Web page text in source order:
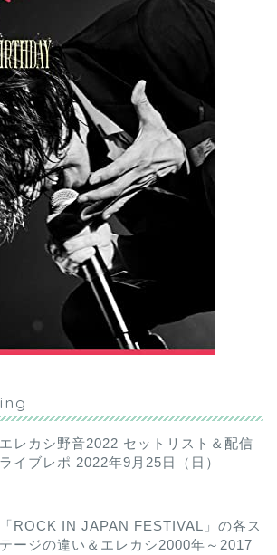
エレカシ野音2022 セットリスト＆配信
ライブレポ 2022年9月25日（日）
「ROCK IN JAPAN FESTIVAL」の各ス
テージの違い＆エレカシ2000年～2017